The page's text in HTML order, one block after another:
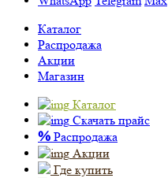
Каталог
Распродажа
Акции
Магазин
Каталог
Скачать прайс
% Распродажа
Акции
Где купить